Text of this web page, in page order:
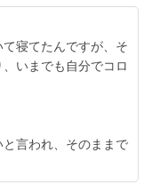
寝てたんですが、そ
いまでも自分でコロ
言われ、そのままで